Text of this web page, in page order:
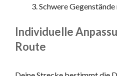
Schwere
Individuelle
Route